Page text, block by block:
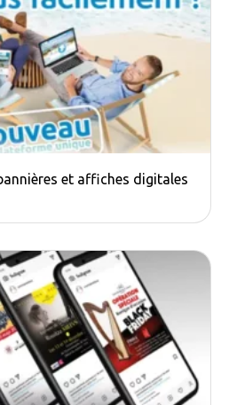
et affiches digitales